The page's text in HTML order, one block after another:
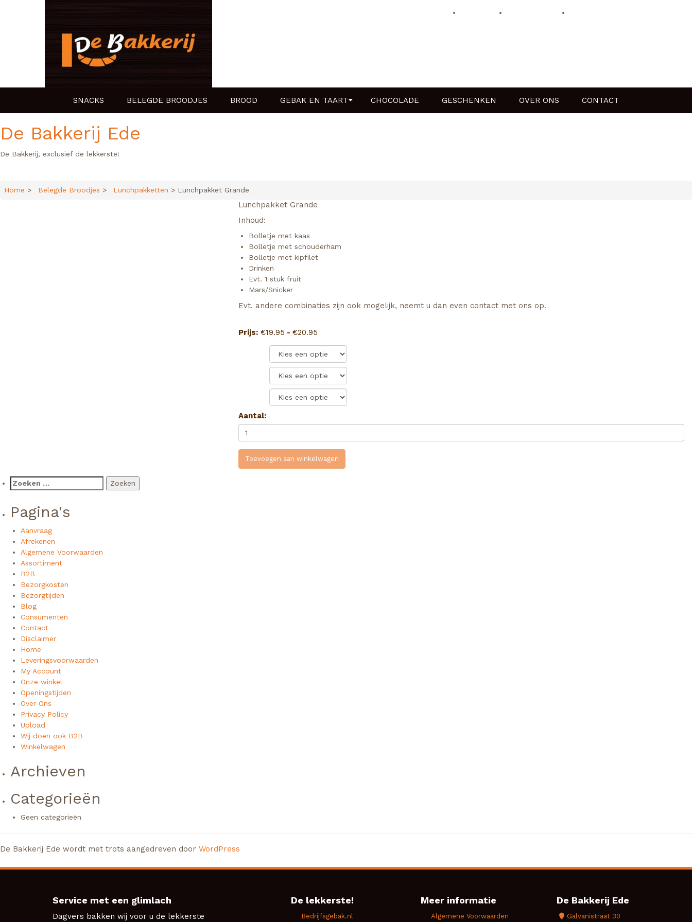
SNACKS BELEGDE BROODJES BROOD GEBAK EN TAART CHOCOLADE GESCHENKEN OVER ONS CONTACT
De Bakkerij Ede
De Bakkerij, exclusief de lekkerste!
Home > Belegde Broodjes > Lunchpakketten > Lunchpakket Grande
Lunchpakket Grande
Inhoud:
Bolletje met kaas
Bolletje met schouderham
Bolletje met kipfilet
Drinken
Evt. 1 stuk fruit
Mars/Snicker
Evt. andere combinaties zijn ook mogelijk, neemt u dan even contact met ons op.
Prijs: €19.95 - €20.95
tot
€20.95
Aantal:
Toevoegen aan winkelwagen
Zoeken
naar:
Pagina's
Aanvraag
Afrekenen
Algemene Voorwaarden
Assortiment
B2B
Bezorgkosten
Bezorgtijden
Blog
Consumenten
Contact
Disclaimer
Home
Leveringsvoorwaarden
My Account
Onze winkel
Openingstijden
Over Ons
Privacy Policy
Upload
Wij doen ook B2B
Winkelwagen
Archieven
Categorieën
Geen categorieën
De Bakkerij Ede wordt met trots aangedreven door WordPress
Service met een glimlach
Dagvers bakken wij voor u de lekkerste
De lekkerste!
Bedrijfsgebak.nl
Meer informatie
Algemene Voorwaarden
De Bakkerij Ede
Galvanistraat 30